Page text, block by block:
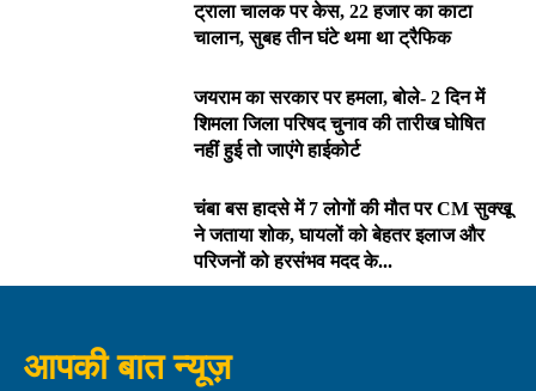
ट्राला चालक पर केस, 22 हजार का काटा
चालान, सुबह तीन घंटे थमा था ट्रैफिक
जयराम का सरकार पर हमला, बोले- 2 दिन में
शिमला जिला परिषद चुनाव की तारीख घोषित
नहीं हुई तो जाएंगे हाईकोर्ट
चंबा बस हादसे में 7 लोगों की मौत पर CM सुक्खू
ने जताया शोक, घायलों को बेहतर इलाज और
परिजनों को हरसंभव मदद के...
आपकी बात न्यूज़